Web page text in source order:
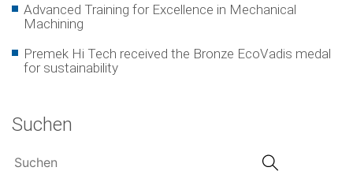
Advanced Training for Excellence in Mechanical
Machining
Premek Hi Tech received the Bronze EcoVadis medal
for sustainability
Suchen